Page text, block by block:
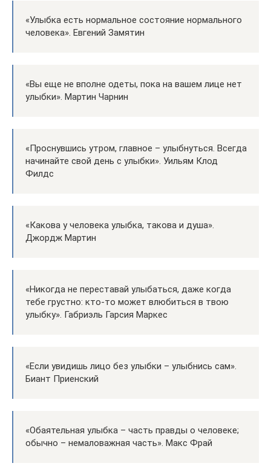
«Улыбка есть нормальное состояние нормального
человека». Евгений Замятин
«Вы еще не вполне одеты, пока на вашем лице нет
улыбки». Мартин Чарнин
«Проснувшись утром, главное – улыбнуться. Всегда
начинайте свой день с улыбки». Уильям Клод
Филдс
«Какова у человека улыбка, такова и душа».
Джордж Мартин
«Никогда не переставай улыбаться, даже когда
тебе грустно: кто-то может влюбиться в твою
улыбку». Габриэль Гарсия Маркес
«Если увидишь лицо без улыбки – улыбнись сам».
Биант Приенский
«Обаятельная улыбка – часть правды о человеке;
обычно – немаловажная часть». Макс Фрай